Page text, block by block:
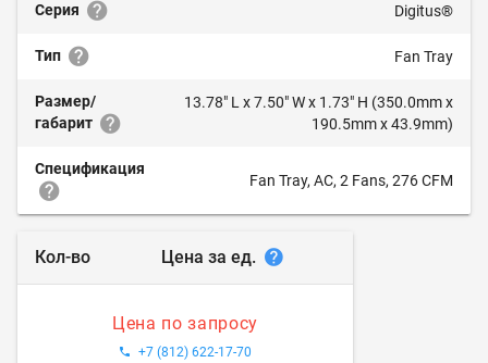
Серия Digitus®
Тип Fan Tray
Размер/
габарит
13.78" L x 7.50" W x 1.73" H (350.0mm x
190.5mm x 43.9mm)
Спецификация
Fan Tray, AC, 2 Fans, 276 CFM
Кол-во Цена за ед.
Цена по запросу
+7 (812) 622-17-70